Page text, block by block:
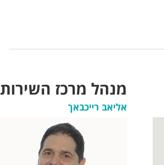
מנהל מרכז השירות
אליאב רייכבאך